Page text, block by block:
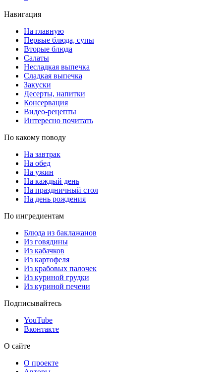
Навигация
На главную
Первые блюда, супы
Вторые блюда
Салаты
Несладкая выпечка
Сладкая выпечка
Закуски
Десерты, напитки
Консервация
Видео-рецепты
Интересно почитать
По какому поводу
На завтрак
На обед
На ужин
На каждый день
На праздничный стол
На день рождения
По ингредиентам
Блюда из баклажанов
Из говядины
Из кабачков
Из картофеля
Из крабовых палочек
Из куриной грудки
Из куриной печени
Подписывайтесь
YouTube
Вконтакте
О сайте
О проекте